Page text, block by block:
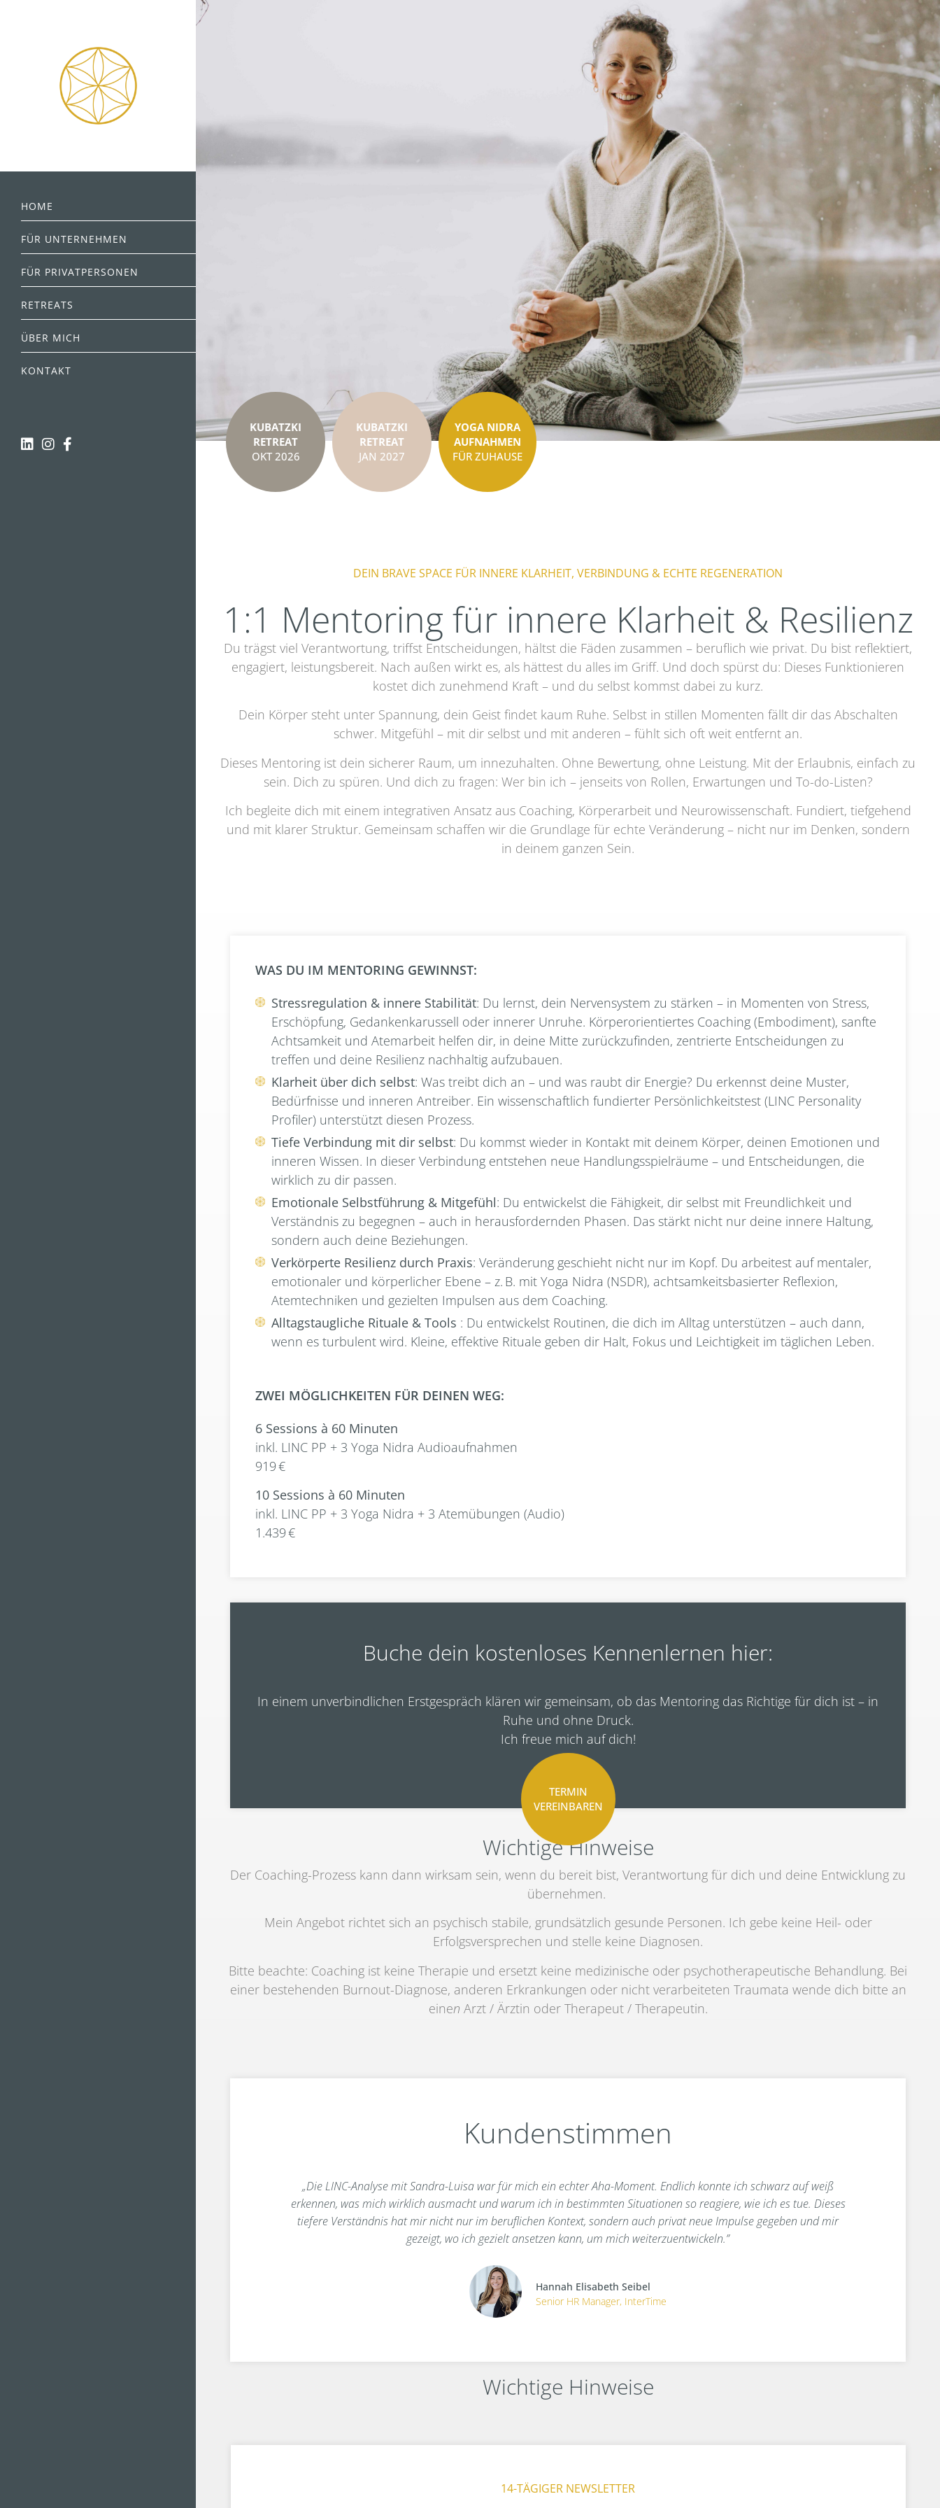
HOME
FÜR UNTERNEHMEN
FÜR PRIVATPERSONEN
RETREATS
ÜBER MICH
KONTAKT
KUBATZKI
RETREAT
OKT 2026
KUBATZKI
RETREAT
JAN 2027
YOGA NIDRA
AUFNAHMEN
FÜR ZUHAUSE
DEIN BRAVE SPACE FÜR INNERE KLARHEIT, VERBINDUNG & ECHTE REGENERATION
1:1 Mentoring für innere Klarheit & Resilienz
Du trägst viel Verantwortung, triffst Entscheidungen, hältst die Fäden zusammen – beruflich wie privat. Du bist reflektiert,
engagiert, leistungsbereit. Nach außen wirkt es, als hättest du alles im Griff. Und doch spürst du: Dieses Funktionieren
kostet dich zunehmend Kraft – und du selbst kommst dabei zu kurz.
Dein Körper steht unter Spannung, dein Geist findet kaum Ruhe. Selbst in stillen Momenten fällt dir das Abschalten
schwer. Mitgefühl – mit dir selbst und mit anderen – fühlt sich oft weit entfernt an.
Dieses Mentoring ist dein sicherer Raum, um innezuhalten. Ohne Bewertung, ohne Leistung. Mit der Erlaubnis, einfach zu
sein. Dich zu spüren. Und dich zu fragen: Wer bin ich – jenseits von Rollen, Erwartungen und To-do-Listen?
Ich begleite dich mit einem integrativen Ansatz aus Coaching, Körperarbeit und Neurowissenschaft. Fundiert, tiefgehend
und mit klarer Struktur. Gemeinsam schaffen wir die Grundlage für echte Veränderung – nicht nur im Denken, sondern
in deinem ganzen Sein.
WAS DU IM MENTORING GEWINNST:
Stressregulation & innere Stabilität: Du lernst, dein Nervensystem zu stärken – in Momenten von Stress,
Erschöpfung, Gedankenkarussell oder innerer Unruhe. Körperorientiertes Coaching (Embodiment), sanfte
Achtsamkeit und Atemarbeit helfen dir, in deine Mitte zurückzufinden, zentrierte Entscheidungen zu
treffen und deine Resilienz nachhaltig aufzubauen.
Klarheit über dich selbst: Was treibt dich an – und was raubt dir Energie? Du erkennst deine Muster,
Bedürfnisse und inneren Antreiber. Ein wissenschaftlich fundierter Persönlichkeitstest (LINC Personality
Profiler) unterstützt diesen Prozess.
Tiefe Verbindung mit dir selbst: Du kommst wieder in Kontakt mit deinem Körper, deinen Emotionen und
inneren Wissen. In dieser Verbindung entstehen neue Handlungsspielräume – und Entscheidungen, die
wirklich zu dir passen.
Emotionale Selbstführung & Mitgefühl: Du entwickelst die Fähigkeit, dir selbst mit Freundlichkeit und
Verständnis zu begegnen – auch in herausfordernden Phasen. Das stärkt nicht nur deine innere Haltung,
sondern auch deine Beziehungen.
Verkörperte Resilienz durch Praxis: Veränderung geschieht nicht nur im Kopf. Du arbeitest auf mentaler,
emotionaler und körperlicher Ebene – z. B. mit Yoga Nidra (NSDR), achtsamkeitsbasierter Reflexion,
Atemtechniken und gezielten Impulsen aus dem Coaching.
Alltagstaugliche Rituale & Tools : Du entwickelst Routinen, die dich im Alltag unterstützen – auch dann,
wenn es turbulent wird. Kleine, effektive Rituale geben dir Halt, Fokus und Leichtigkeit im täglichen Leben.
ZWEI MÖGLICHKEITEN FÜR DEINEN WEG:
6 Sessions à 60 Minuten
inkl. LINC PP + 3 Yoga Nidra Audioaufnahmen
919 €
10 Sessions à 60 Minuten
inkl. LINC PP + 3 Yoga Nidra + 3 Atemübungen (Audio)
1.439 €
Buche dein kostenloses Kennenlernen hier:
TERMIN
VEREINBAREN
In einem unverbindlichen Erstgespräch klären wir gemeinsam, ob das Mentoring das Richtige für dich ist – in
Ruhe und ohne Druck.
Ich freue mich auf dich!
Wichtige Hinweise
Der Coaching-Prozess kann dann wirksam sein, wenn du bereit bist, Verantwortung für dich und deine Entwicklung zu
übernehmen.
Mein Angebot richtet sich an psychisch stabile, grundsätzlich gesunde Personen. Ich gebe keine Heil- oder
Erfolgsversprechen und stelle keine Diagnosen.
Bitte beachte: Coaching ist keine Therapie und ersetzt keine medizinische oder psychotherapeutische Behandlung. Bei
einer bestehenden Burnout-Diagnose, anderen Erkrankungen oder nicht verarbeiteten Traumata wende dich bitte an
einen Arzt / Ärztin oder Therapeut / Therapeutin.
Kundenstimmen
„Die LINC-Analyse mit Sandra-Luisa war für mich ein echter Aha-Moment. Endlich konnte ich schwarz auf weiß
erkennen, was mich wirklich ausmacht und warum ich in bestimmten Situationen so reagiere, wie ich es tue. Dieses
tiefere Verständnis hat mir nicht nur im beruflichen Kontext, sondern auch privat neue Impulse gegeben und mir
gezeigt, wo ich gezielt ansetzen kann, um mich weiterzuentwickeln.”
Hannah Elisabeth Seibel
Senior HR Manager, InterTime
Wichtige Hinweise
14-TÄGIGER NEWSLETTER